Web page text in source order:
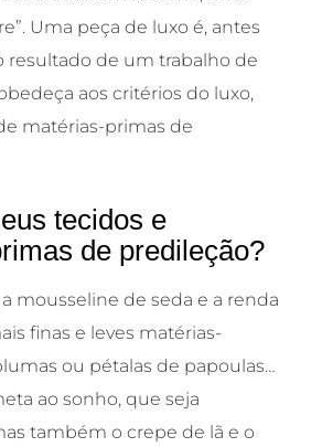
Uma peça de luxo é, antes
resultado de um trabalho de
aos critérios do luxo,
matérias-primas de
tecidos e
de predileção?
mousseline de seda e a renda
finas e leves matérias-
ou pétalas de papoulas…
ao sonho, que seja
também o crepe de lã e o